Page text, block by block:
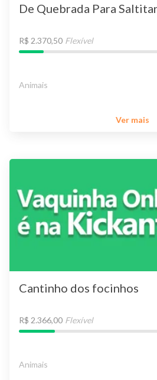
De Quebrada Para
R$ 2.370,50 Flexível
Animais
Ver mais
Cantinho dos focinhos
R$ 2.366,00 Flexível
Animais